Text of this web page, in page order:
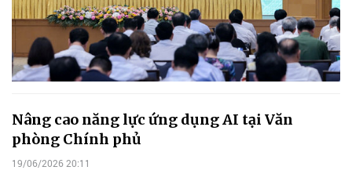
Nâng cao năng lực ứng dụng AI tại Văn
phòng Chính phủ
19/06/2026 20:11